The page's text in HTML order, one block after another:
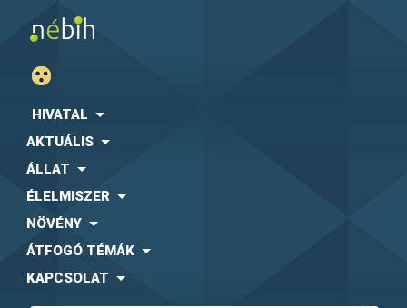
HIVATAL
AKTUÁLIS
ÁLLAT
ÉLELMISZER
NÖVÉNY
ÁTFOGÓ TÉMÁK
KAPCSOLAT